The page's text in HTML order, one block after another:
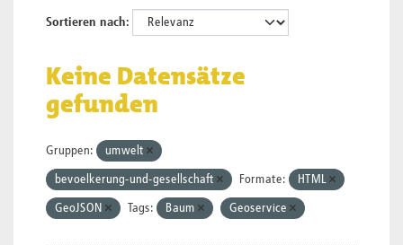
Sortieren nach
Keine Datensätze
gefunden
Gruppen: umwelt
bevoelkerung-und-gesellschaft Formate: HTML
GeoJSON Tags: Baum Geoservice